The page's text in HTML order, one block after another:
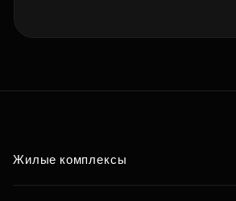
Жилые комплексы